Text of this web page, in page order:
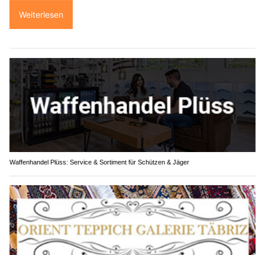
Weiterlesen
Waffenhandel Plüss: Service & Sortiment für Schützen & Jäger